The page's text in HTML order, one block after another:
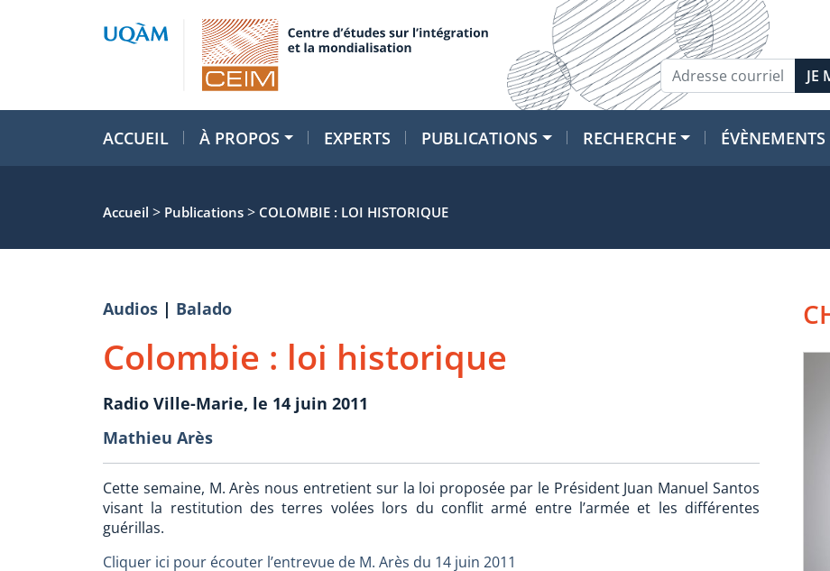
ACCUEIL À PROPOS EXPERTS PUBLICATIONS RECHERCHE ÉVÈNEMENTS
Accueil > Publications > COLOMBIE : LOI HISTORIQUE
Audios | Balado
Colombie : loi historique
Radio Ville-Marie, le 14 juin 2011
Mathieu Arès
Cette semaine, M. Arès nous entretient sur la loi proposée par le Président Juan Manuel Santos
visant la restitution des terres volées lors du conflit armé entre l’armée et les différentes
guérillas.
Cliquer ici pour écouter l’entrevue de M. Arès du 14 juin 2011